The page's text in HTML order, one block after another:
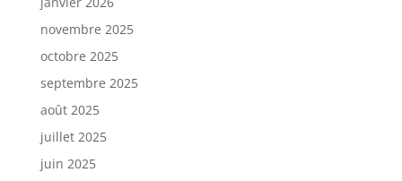
novembre 2025
octobre 2025
septembre 2025
août 2025
juillet 2025
juin 2025